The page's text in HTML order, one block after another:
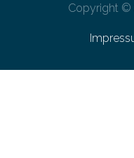
Copyright ©